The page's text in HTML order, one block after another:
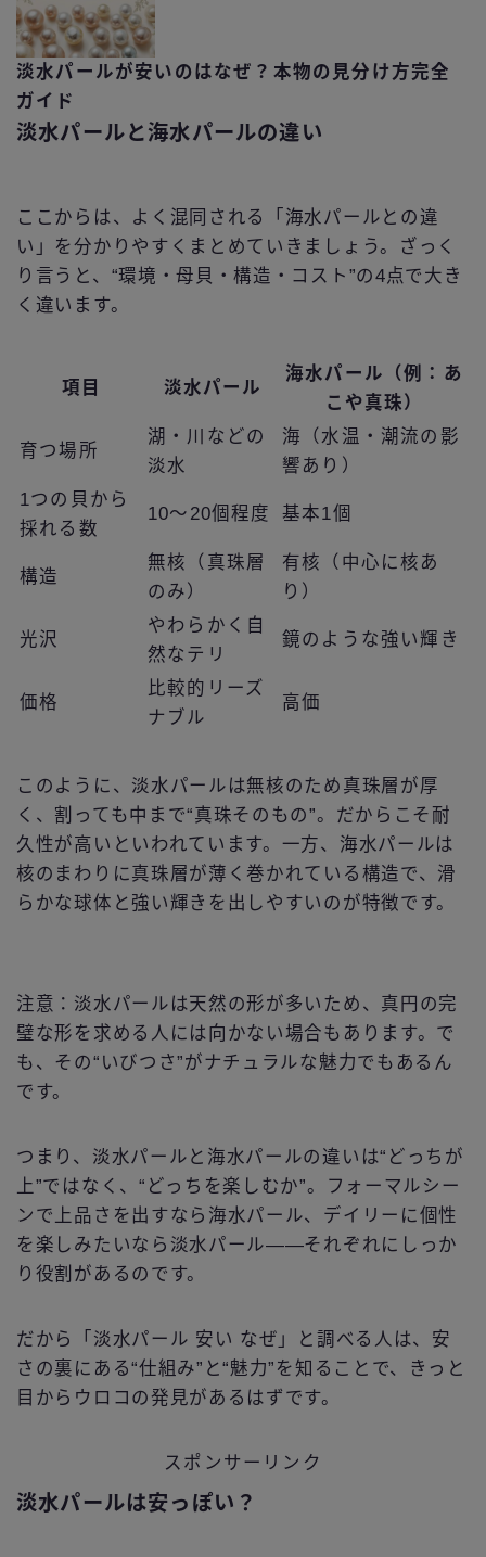
淡水パールが安いのはなぜ？本物の見分け方完全
ガイド
淡水パールと海水パールの違い
ここからは、よく混同される「海水パールとの違
い」を分かりやすくまとめていきましょう。ざっく
り言うと、“環境・母貝・構造・コスト”の4点で大き
く違います。
項目 淡水パール
海水パール（例：あ
こや真珠）
育つ場所
湖・川などの
淡水
海（水温・潮流の影
響あり）
1つの貝から
採れる数
10〜20個程度 基本1個
構造
無核（真珠層
のみ）
有核（中心に核あ
り）
光沢
やわらかく自
然なテリ
鏡のような強い輝き
価格
比較的リーズ
ナブル
高価
このように、淡水パールは無核のため真珠層が厚
く、割っても中まで“真珠そのもの”。だからこそ耐
久性が高いといわれています。一方、海水パールは
核のまわりに真珠層が薄く巻かれている構造で、滑
らかな球体と強い輝きを出しやすいのが特徴です。
注意：淡水パールは天然の形が多いため、真円の完
璧な形を求める人には向かない場合もあります。で
も、その“いびつさ”がナチュラルな魅力でもあるん
です。
つまり、淡水パールと海水パールの違いは“どっちが
上”ではなく、“どっちを楽しむか”。フォーマルシー
ンで上品さを出すなら海水パール、デイリーに個性
を楽しみたいなら淡水パール――それぞれにしっか
り役割があるのです。
だから「淡水パール 安い なぜ」と調べる人は、安
さの裏にある“仕組み”と“魅力”を知ることで、きっと
目からウロコの発見があるはずです。
スポンサーリンク
淡水パールは安っぽい？